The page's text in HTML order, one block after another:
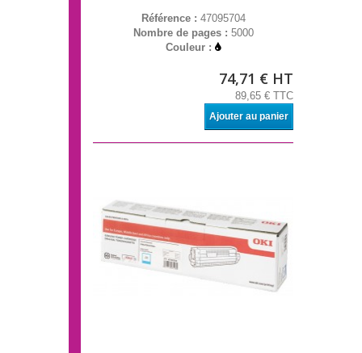
Référence : 47095704
Nombre de pages : 5000
Couleur :
74,71 € HT
89,65 € TTC
Ajouter au panier